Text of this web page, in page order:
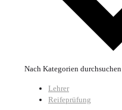
Nach Kategorien durchsuchen
Lehrer
Reifeprüfung